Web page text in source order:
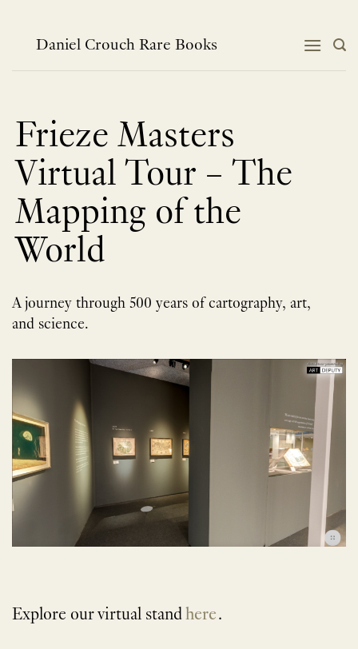
Daniel Crouch Rare Books
Frieze Masters
Virtual Tour – The
Mapping of the
World
A journey through 500 years of cartography, art,
Explore our virtual standhere.